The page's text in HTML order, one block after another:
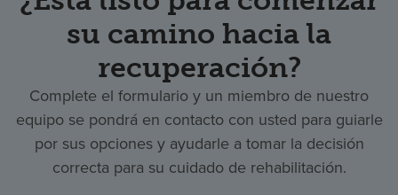
su camino hacia la
recuperación?
Complete el formulario y un miembro de nuestro
equipo se pondrá en contacto con usted para guiarle
por sus opciones y ayudarle a tomar la decisión
correcta para su cuidado de rehabilitación.